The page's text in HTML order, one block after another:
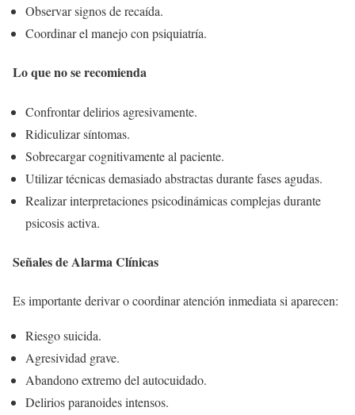
Observar signos de recaída.
Coordinar el manejo con psiquiatría.
Lo que no se recomienda
Confrontar delirios agresivamente.
Ridiculizar síntomas.
Sobrecargar cognitivamente al paciente.
Utilizar técnicas demasiado abstractas durante fases agudas.
Realizar interpretaciones psicodinámicas complejas durante
psicosis activa.
Señales de Alarma Clínicas
Es importante derivar o coordinar atención inmediata si aparecen:
Riesgo suicida.
Agresividad grave.
Abandono extremo del autocuidado.
Delirios paranoides intensos.